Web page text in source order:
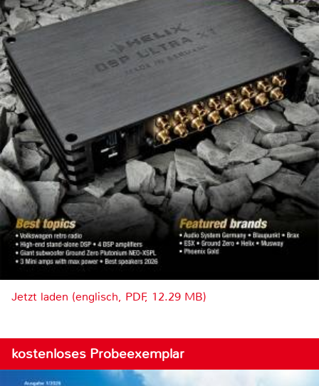
Jetzt laden (englisch, PDF, 12.29 MB)
kostenloses Probeexemplar